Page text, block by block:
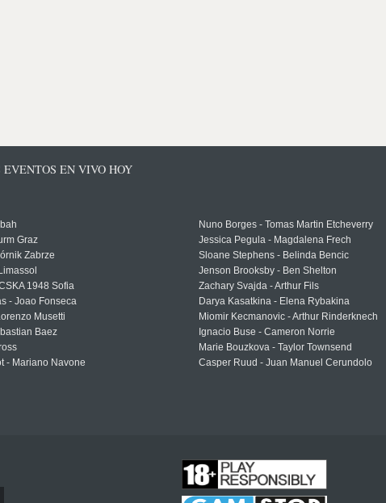
EN VIVO HOY
Graz
Zabrze
1948 Sofia
- Joao Fonseca
Musetti
Baez
- Mariano Navone
Nuno Borges - Tomas Martin Etcheverry
Jessica Pegula - Magdalena Frech
Sloane Stephens - Belinda Bencic
Jenson Brooksby - Ben Shelton
Zachary Svajda - Arthur Fils
Darya Kasatkina - Elena Rybakina
Miomir Kecmanovic - Arthur Rinderknech
Ignacio Buse - Cameron Norrie
Marie Bouzkova - Taylor Townsend
Casper Ruud - Juan Manuel Cerundolo